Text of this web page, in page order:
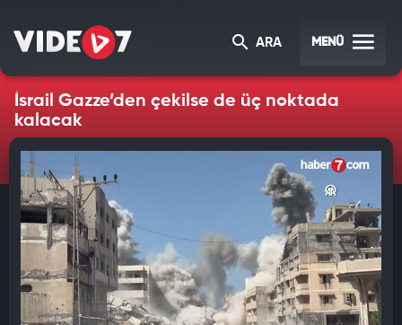
ARA MENÜ
İsrail Gazze’den çekilse de üç noktada
kalacak